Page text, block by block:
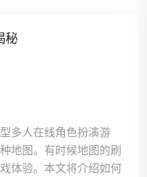
秘
多人在线角色扮演游
地图。有时候地图的刷
体验。本文将介绍如何